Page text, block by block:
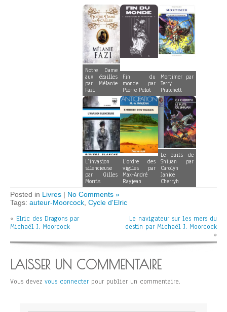
Notre Dame
aux écailles
par Mélanie
Fazi
Fin du
monde par
Pierre Pelot
Mortimer par
Terry
Pratchett
L’invasion
silencieuse
par Gilles
Morris
L’ordre des
vigiles par
Max-André
Rayjean
Le puits de
Shiuan par
Carolyn
Janice
Cherryh
Posted in Livres | No Comments »
Tags: auteur-Moorcock, Cycle d'Elric
« Elric des Dragons par
Michaël J. Moorcock
Le navigateur sur les mers du
destin par Michaël J. Moorcock
»
LAISSER UN COMMENTAIRE
Vous devez vous connecter pour publier un commentaire.